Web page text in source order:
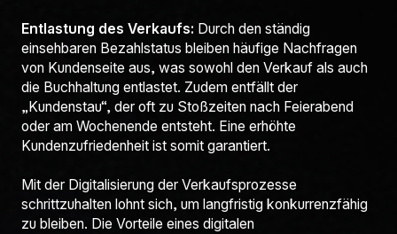
Entlastung des Verkaufs: Durch den ständig
einsehbaren Bezahlstatus bleiben häufige Nachfragen
von Kundenseite aus, was sowohl den Verkauf als auch
die Buchhaltung entlastet. Zudem entfällt der
„Kundenstau“, der oft zu Stoßzeiten nach Feierabend
oder am Wochenende entsteht. Eine erhöhte
Kundenzufriedenheit ist somit garantiert.
Mit der Digitalisierung der Verkaufsprozesse
schrittzuhalten lohnt sich, um langfristig konkurrenzfähig
zu bleiben. Die Vorteile eines digitalen